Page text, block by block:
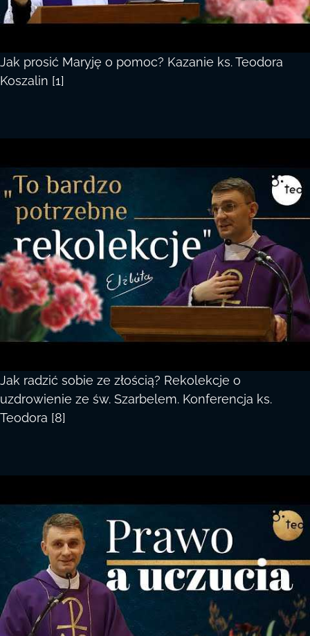
Jak prosić Maryję o pomoc? Kazanie ks. Teodora
Koszalin [1]
Jak radzić sobie ze złością? Rekolekcje o
uzdrowienie ze św. Szarbelem. Konferencja ks.
Teodora [8]